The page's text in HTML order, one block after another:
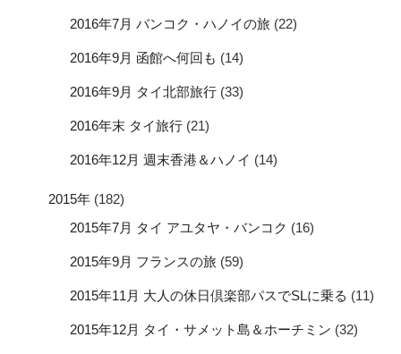
2016年7月 バンコク・ハノイの旅 (22)
2016年9月 函館へ何回も (14)
2016年9月 タイ北部旅行 (33)
2016年末 タイ旅行 (21)
2016年12月 週末香港＆ハノイ (14)
2015年 (182)
2015年7月 タイ アユタヤ・バンコク (16)
2015年9月 フランスの旅 (59)
2015年11月 大人の休日倶楽部パスでSLに乗る (11)
2015年12月 タイ・サメット島＆ホーチミン (32)